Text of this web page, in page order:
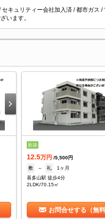
キュリティー会社加入済 / 都市ガス /
います。
新築
12.5万円 /5,500円
敷
-- 礼
1ヶ月
喜多山駅 徒歩4分
2LDK/70.15㎡
お問合せする（無料